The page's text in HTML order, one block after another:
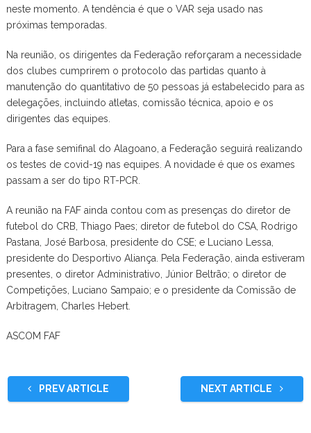
neste momento. A tendência é que o VAR seja usado nas
próximas temporadas.
Na reunião, os dirigentes da Federação reforçaram a necessidade
dos clubes cumprirem o protocolo das partidas quanto à
manutenção do quantitativo de 50 pessoas já estabelecido para as
delegações, incluindo atletas, comissão técnica, apoio e os
dirigentes das equipes.
Para a fase semifinal do Alagoano, a Federação seguirá realizando
os testes de covid-19 nas equipes. A novidade é que os exames
passam a ser do tipo RT-PCR.
A reunião na FAF ainda contou com as presenças do diretor de
futebol do CRB, Thiago Paes; diretor de futebol do CSA, Rodrigo
Pastana, José Barbosa, presidente do CSE; e Luciano Lessa,
presidente do Desportivo Aliança. Pela Federação, ainda estiveram
presentes, o diretor Administrativo, Júnior Beltrão; o diretor de
Competições, Luciano Sampaio; e o presidente da Comissão de
Arbitragem, Charles Hebert.
ASCOM FAF
PREV ARTICLE NEXT ARTICLE